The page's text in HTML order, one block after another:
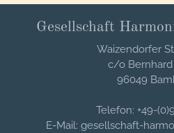
Gesellschaft
Waizendorfer
c/o Bernhard
96049
Telefon: +49-
E-Mail: gesellschaft-